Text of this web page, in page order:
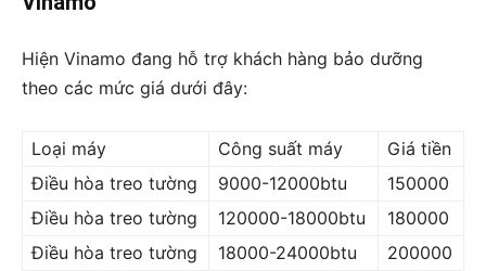
Hiện Vinamo đang hỗ trợ khách hàng bảo dưỡng
theo các mức giá dưới đây:
Loại máy Công suất máy
Giá tiền
Điều hòa treo tường
9000-12000btu
150000
Điều hòa treo tường
120000-18000btu
180000
Điều hòa treo tường
18000-24000btu 200000